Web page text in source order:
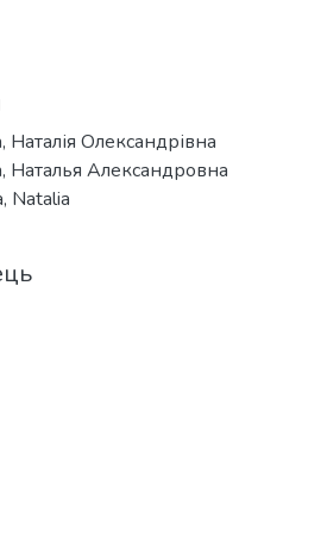
Наталія Олександрівна
Наталья Александровна
Natalia